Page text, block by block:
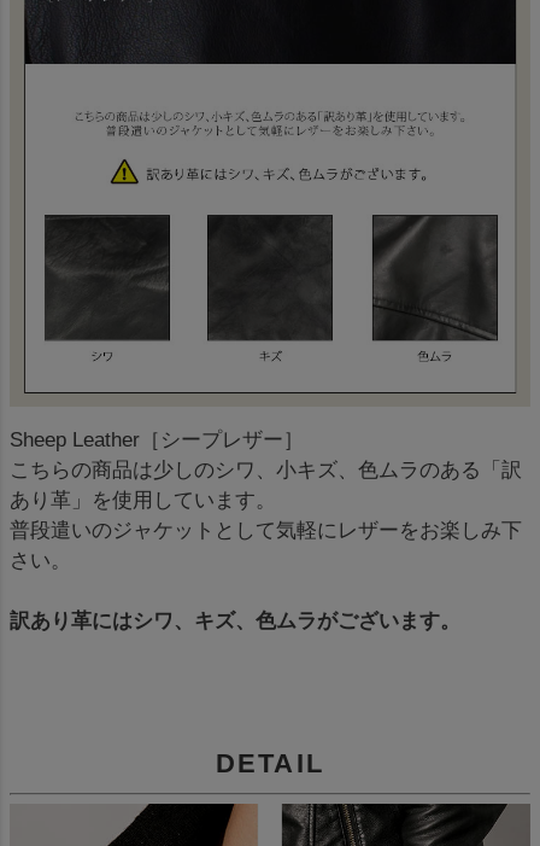
Sheep Leather［シープレザー］
こちらの商品は少しのシワ、小キズ、色ムラのある「訳
あり革」を使用しています。
普段遣いのジャケットとして気軽にレザーをお楽しみ下
さい。
訳あり革にはシワ、キズ、色ムラがございます。
DETAIL